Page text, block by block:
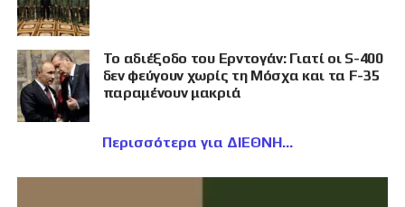
Το αδιέξοδο του Ερντογάν: Γιατί οι S-400
δεν φεύγουν χωρίς τη Μόσχα και τα F-35
παραμένουν μακριά
Περισσότερα για ΔΙΕΘΝΗ